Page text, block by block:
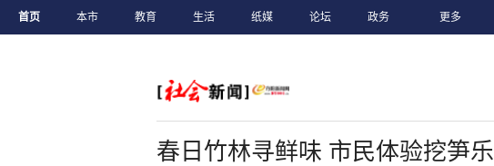
首页 本市 教育 生活 纸媒 论坛 政务 更多
春日竹林寻鲜味 市民体验挖笋乐